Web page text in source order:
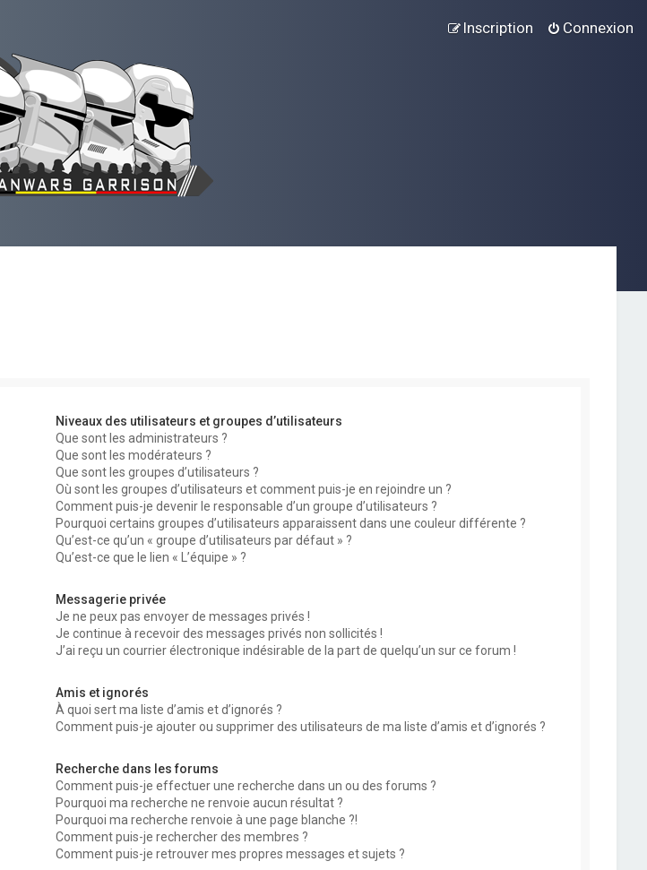
Connexion
Inscription
Niveaux des utilisateurs et groupes d’utilisateurs
Que sont les administrateurs ?
Que sont les modérateurs ?
Que sont les groupes d’utilisateurs ?
Où sont les groupes d’utilisateurs et comment puis-je en rejoindre un ?
Comment puis-je devenir le responsable d’un groupe d’utilisateurs ?
Pourquoi certains groupes d’utilisateurs apparaissent dans une couleur différente ?
Qu’est-ce qu’un « groupe d’utilisateurs par défaut » ?
Qu’est-ce que le lien « L’équipe » ?
Messagerie privée
Je ne peux pas envoyer de messages privés !
Je continue à recevoir des messages privés non sollicités !
J’ai reçu un courrier électronique indésirable de la part de quelqu’un sur ce forum !
Amis et ignorés
À quoi sert ma liste d’amis et d’ignorés ?
Comment puis-je ajouter ou supprimer des utilisateurs de ma liste d’amis et d’ignorés ?
Recherche dans les forums
Comment puis-je effectuer une recherche dans un ou des forums ?
Pourquoi ma recherche ne renvoie aucun résultat ?
Pourquoi ma recherche renvoie à une page blanche ?!
Comment puis-je rechercher des membres ?
Comment puis-je retrouver mes propres messages et sujets ?